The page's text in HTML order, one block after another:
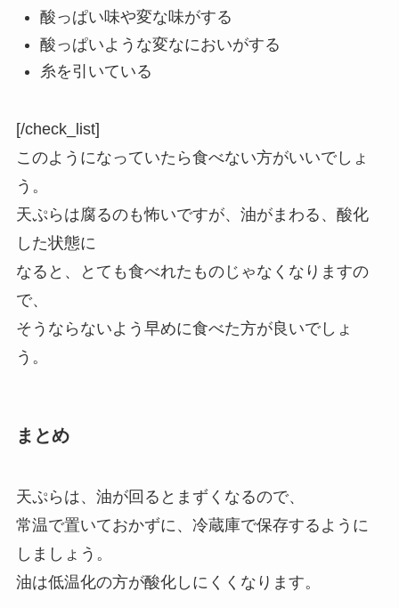
酸っぱい味や変な味がする
酸っぱいような変なにおいがする
糸を引いている
[/check_list]
このようになっていたら食べない方がいいでしょ
う。
天ぷらは腐るのも怖いですが、油がまわる、酸化
した状態に
なると、とても食べれたものじゃなくなりますの
で、
そうならないよう早めに食べた方が良いでしょ
う。
まとめ
天ぷらは、油が回るとまずくなるので、
常温で置いておかずに、冷蔵庫で保存するように
しましょう。
油は低温化の方が酸化しにくくなります。